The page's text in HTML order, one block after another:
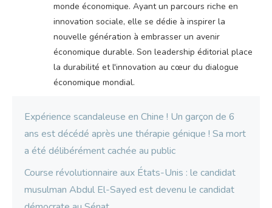
monde économique. Ayant un parcours riche en
innovation sociale, elle se dédie à inspirer la
nouvelle génération à embrasser un avenir
économique durable. Son leadership éditorial place
la durabilité et l'innovation au cœur du dialogue
économique mondial.
Expérience scandaleuse en Chine ! Un garçon de 6
ans est décédé après une thérapie génique ! Sa mort
a été délibérément cachée au public
Course révolutionnaire aux États-Unis : le candidat
musulman Abdul El-Sayed est devenu le candidat